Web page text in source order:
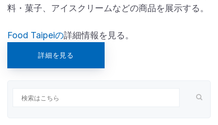
料・菓子、アイスクリームなどの商品を展示する。
Food Taipeiの詳細情報を見る。
詳細を見る